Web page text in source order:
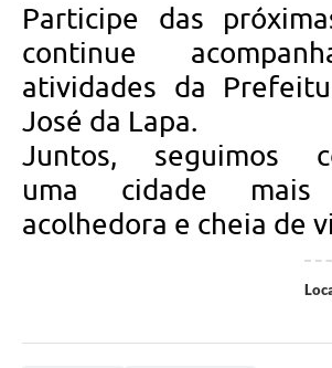
Participe das
continue
atividades da
José da Lapa.
Juntos, seguimos
uma cidade mais
acolhedora e cheia de